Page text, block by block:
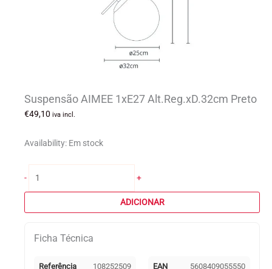
Suspensão AIMEE 1xE27 Alt.Reg.xD.32cm Preto
€49,10 iva incl.
Availability: Em stock
-
AIMEE
Alt.Reg.xD.32cm
+
ADICIONAR
Ficha Técnica
Referência 108252509 EAN 5608409055550